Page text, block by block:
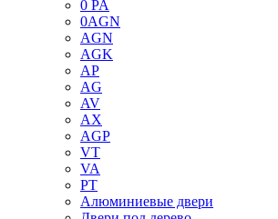
0 PA
0AGN
AGN
AGK
AP
AG
AV
AX
AGP
VT
VA
PT
Алюминиевые двери